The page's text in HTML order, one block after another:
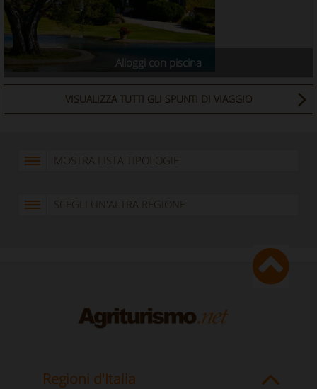
Alloggi con piscina
VISUALIZZA TUTTI GLI SPUNTI DI VIAGGIO
MOSTRA LISTA TIPOLOGIE
SCEGLI UN'ALTRA REGIONE
Regioni d'Italia